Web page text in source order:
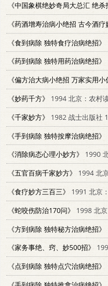
《中国象棋绝妙奇局大总汇 绝杀
《药酒增寿治病小绝招 古今酒疗
《食到病除 独特食疗治病绝招》
《药到病除 独特用药治病绝招》
《偏方治大病小绝招 万家实用小
《妙药千方》
1994 北京：农村
《千家妙方》
1982 战士出版社
《手到病除 独特按摩治病绝招》
《消除病态心理小妙方》
1990
《五官百病千家妙方》
1994 北京
《食疗妙方三百三》
1991 北京
《蛇咬伤防治170问》
1998 北
《方到病除 独特秘方治病绝招》
《家务事绝、窍、妙500招》
《点到病除 独特点穴治病绝招》